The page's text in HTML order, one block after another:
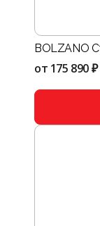
BOLZANO
от 175 890 ₽